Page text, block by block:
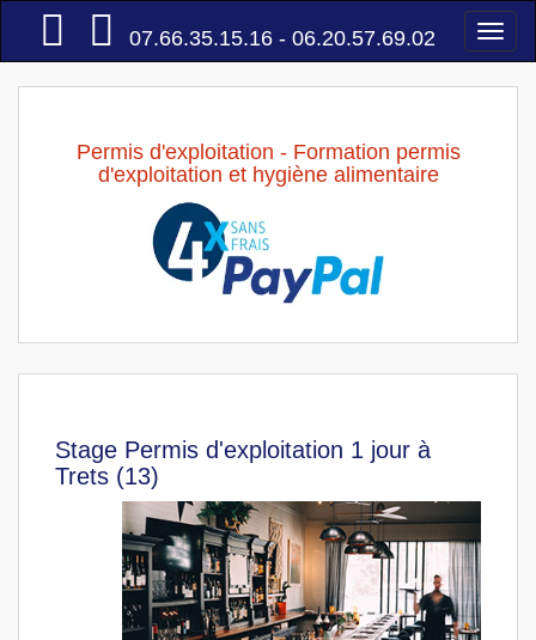
Accueil
07.66.35.15.16 - 06.20.57.69.02
Permis d'exploitation - Formation permis
d'exploitation et hygiène alimentaire
Stage Permis d'exploitation 1 jour à
Trets (13)